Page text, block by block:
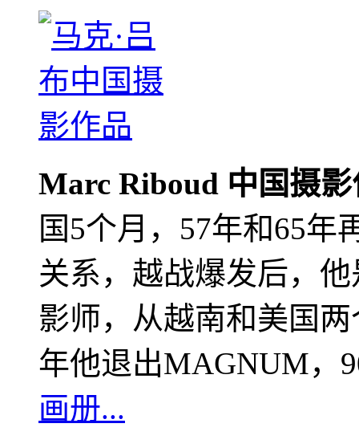
Marc Riboud 中国摄
国5个月，57年和65年
关系，越战爆发后，
影师，从越南和美国
年他退出MAGNUM，
画册...